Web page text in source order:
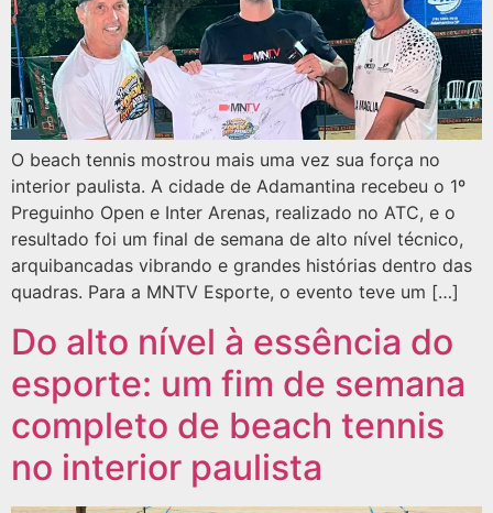
O beach tennis mostrou mais uma vez sua força no
interior paulista. A cidade de Adamantina recebeu o 1º
Preguinho Open e Inter Arenas, realizado no ATC, e o
resultado foi um final de semana de alto nível técnico,
arquibancadas vibrando e grandes histórias dentro das
quadras. Para a MNTV Esporte, o evento teve um […]
Do alto nível à essência do
esporte: um fim de semana
completo de beach tennis
no interior paulista